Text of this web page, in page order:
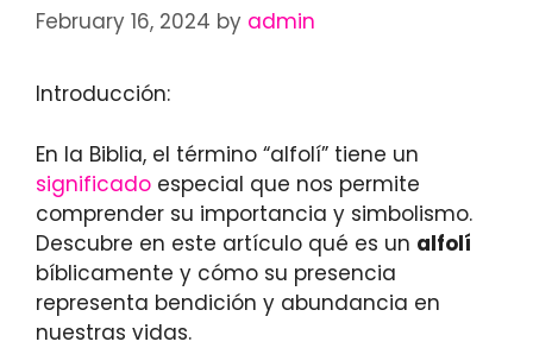
February 16, 2024 by admin
Introducción:
En la Biblia, el término “alfolí” tiene un
significado especial que nos permite
comprender su importancia y simbolismo.
Descubre en este artículo qué es un alfolí
bíblicamente y cómo su presencia
representa bendición y abundancia en
nuestras vidas.